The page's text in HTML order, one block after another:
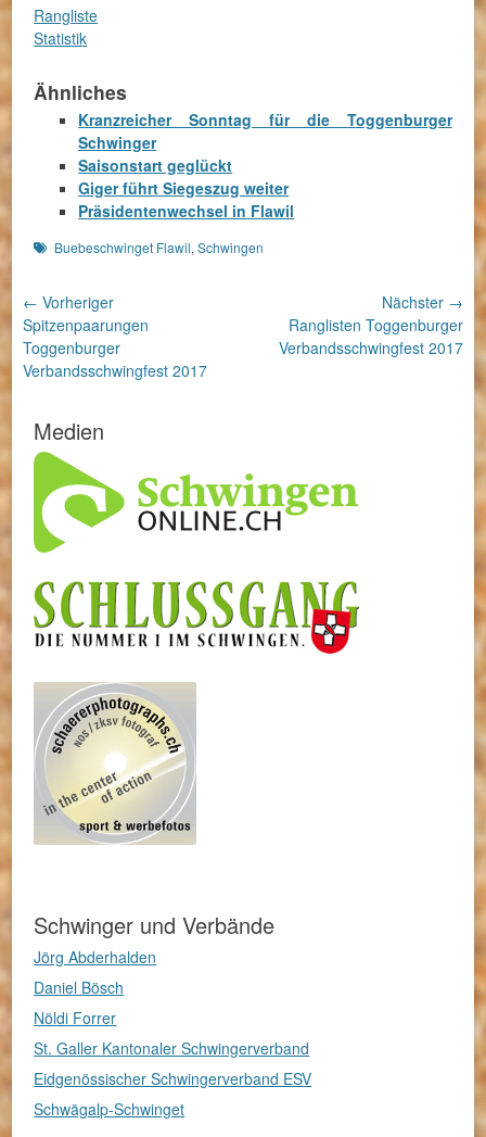
Rangliste
Statistik
Ähnliches
Kranzreicher Sonntag für die Toggenburger
Schwinger
Saisonstart geglückt
Giger führt Siegeszug weiter
Präsidentenwechsel in Flawil
Schlagworte
Buebeschwinget Flawil,Schwingen
Beitragsnavigation
← Vorheriger
Vorheriger
Beitrag:
Spitzenpaarungen
Toggenburger
Verbandsschwingfest 2017
Nächster →
Nächster
Beitrag:
Ranglisten Toggenburger
Verbandsschwingfest 2017
Medien
Schwinger und Verbände
Jörg Abderhalden
Daniel Bösch
Nöldi Forrer
St. Galler Kantonaler Schwingerverband
Eidgenössischer Schwingerverband ESV
Schwägalp-Schwinget